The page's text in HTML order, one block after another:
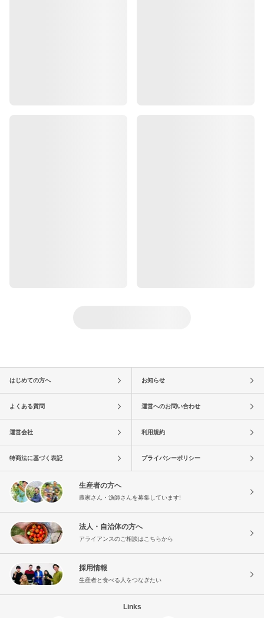
はじめての方へ お知らせ
よくある質問 運営へのお問い合わせ
運営会社 利用規約
特商法に基づく表記 プライバシーポリシー
生産者の方へ
農家さん・漁師さんを募集しています!
法人・自治体の方へ
アライアンスのご相談はこちらから
採用情報
生産者と食べる人をつなぎたい
Links